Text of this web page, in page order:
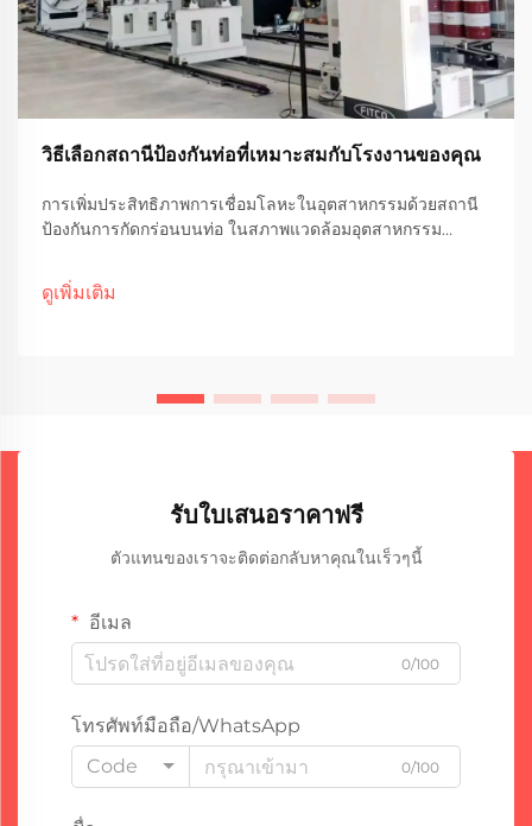
วิธีเลือกสถานีป้องกันท่อที่เหมาะสมกับโรงงานของคุณ
การเพิ่มประสิทธิภาพการเชื่อมโลหะในอุตสาหกรรมด้วยสถานี
ป้องกันการกัดกร่อนบนท่อ ในสภาพแวดล้อมอุตสาหกรรม
ร้อน ถือเป็นสิ่งสำคัญเพื่อรักษาประสิทธิภาพในระยะยาวและลด
ค่าใช้จ่ายในการบำรุงรักษา หนึ่งในวิธีที่มีประสิทธิภาพที่สุดใน
ดูเพิ่มเติม
รับใบเสนอราคาฟรี
ตัวแทนของเราจะติดต่อกลับหาคุณในเร็วๆนี้
อีเมล
0/100
โทรศัพท์มือถือ/WhatsApp
Code
0/100